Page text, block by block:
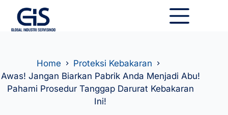
Home
Proteksi Kebakaran
Awas! Jangan Biarkan Pabrik Anda Menjadi Abu!
Pahami Prosedur Tanggap Darurat Kebakaran
Ini!